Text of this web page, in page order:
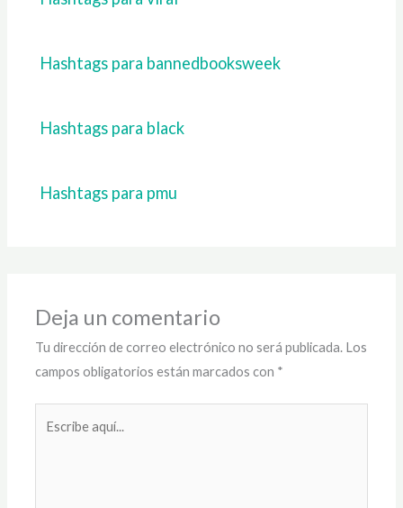
Hashtags para bannedbooksweek
Hashtags para black
Hashtags para pmu
Deja un comentario
Tu dirección de correo electrónico no será publicada. Los
campos obligatorios están marcados con *